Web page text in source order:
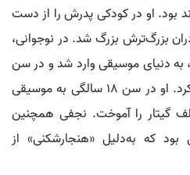
بود. او در کودکی پدرش را از دست
بزرگ‌ترش بزرگ شد. در نوجوانی،
به دنیای موسیقی وارد شد و در سن
۱۶ سالگی سرودن شعر را آغاز کرد. او در سن ۱۸ سالگی به موسیقی
گیتار را آموخت. نجفی همچنین
که به‌دلیل «هنجارشکنی» از